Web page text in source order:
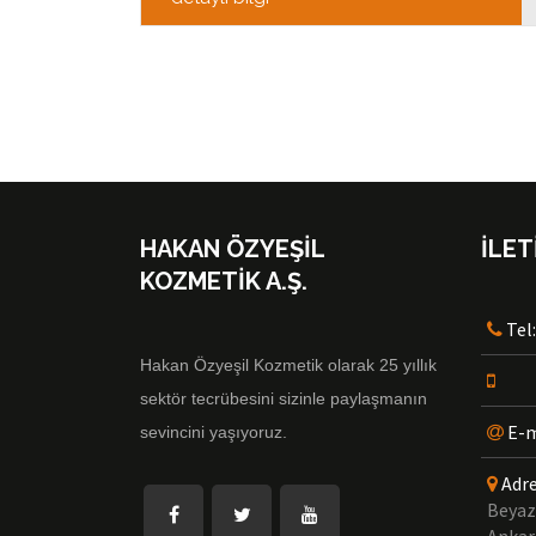
HAKAN ÖZYEŞİL
KOZMETİK A.Ş.
Hakan Özyeşil Kozmetik olarak 25 yıllık
sektör tecrübesini sizinle paylaşmanın
sevincini yaşıyoruz.
E-